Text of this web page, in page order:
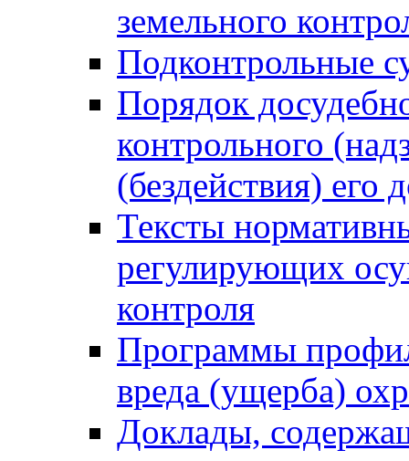
земельного
Подконтрольные
Порядок
контрольного
(бездействия)
Тексты
регулирующих
контроля
Программы
вреда (ущерба)
Доклады,